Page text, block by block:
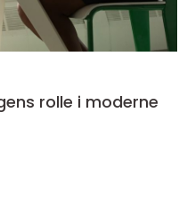
rolle i moderne